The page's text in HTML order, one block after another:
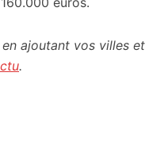
ajoutant vos villes et
.